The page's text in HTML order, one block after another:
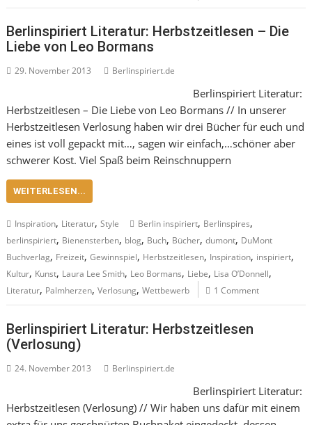
Berlinspiriert Literatur: Herbstzeitlesen – Die
Liebe von Leo Bormans
29. November 2013 Berlinspiriert.de
Berlinspiriert Literatur:
Herbstzeitlesen – Die Liebe von Leo Bormans // In unserer
Herbstzeitlesen Verlosung haben wir drei Bücher für euch und
eines ist voll gepackt mit…, sagen wir einfach,…schöner aber
schwerer Kost. Viel Spaß beim Reinschnuppern
WEITERLESEN...
Inspiration, Literatur,Style Berlin inspiriert, Berlinspires,
berlinspiriert, Bienensterben, blog, Buch, Bücher,dumont, DuMont
Buchverlag, Freizeit,Gewinnspiel, Herbstzeitlesen, Inspiration, inspiriert,
Kultur, Kunst, Laura Lee Smith, Leo Bormans, Liebe, Lisa O’Donnell,
Literatur, Palmherzen,Verlosung,Wettbewerb 1 Comment
Berlinspiriert Literatur: Herbstzeitlesen
(Verlosung)
24. November 2013 Berlinspiriert.de
Berlinspiriert Literatur:
Herbstzeitlesen (Verlosung) // Wir haben uns dafür mit einem